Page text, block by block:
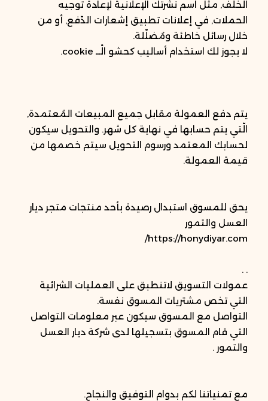
الخلف, مثل اسم نشرتك الإعلانية لإعادة توجيه
الحملات, في إعلانات تطبيق إشعارات الدّفع, أو من
خلال رسائل خاطئة ومُضلّلة.
لا يجوز لك استخدام أساليب كحشو الْــ cookie.
يتم دفع العمولة مقابل جميع المبيعات المُعتمدة,
الّتي يتم حسابها في نهاية كل شهر. والتحويل سيكون
لحسابك المعتمد ورسوم التحويل سيتم خصمها من
قيمة العمولة.
يحق للمسوق استبدال رصيدة بأحد منتجات متجر ديار
العسل والتمور
https://honydiyar.com/
. .
عمولات التسويق لاتنطبق على العمليات الشرائية
التي تخص مشتريات المسوق نفسة.
التواصل مع المسوق سيكون عبر معلومات التواصل
التي قام المسوق بتسجيلها لدى شركة ديار العسل
والتمور .
مع تمنياتنا لكم بدوام التوفيق والنجاح.